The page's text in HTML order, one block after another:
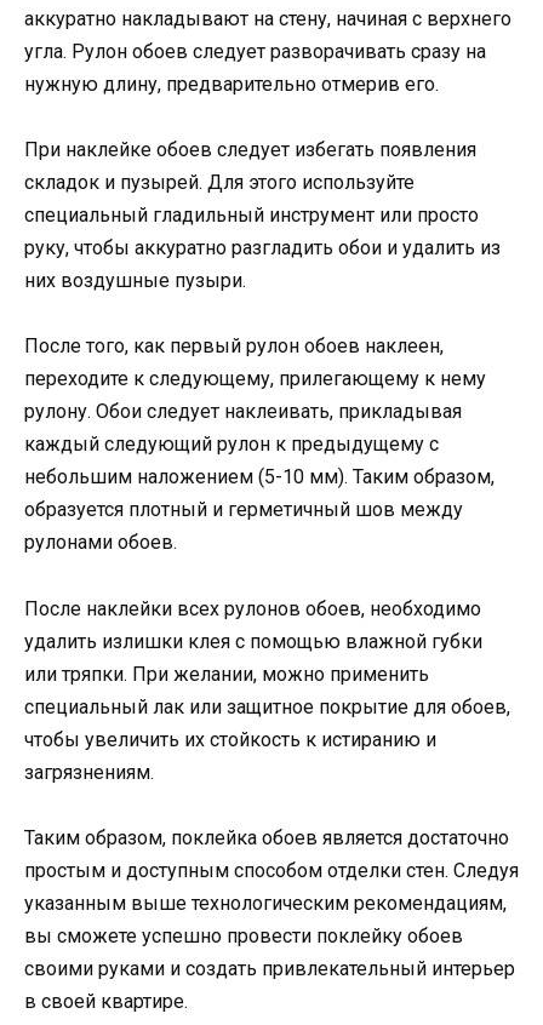
аккуратно накладывают на стену, начиная с верхнего
угла. Рулон обоев следует разворачивать сразу на
нужную длину, предварительно отмерив его.
При наклейке обоев следует избегать появления
складок и пузырей. Для этого используйте
специальный гладильный инструмент или просто
руку, чтобы аккуратно разгладить обои и удалить из
них воздушные пузыри.
После того, как первый рулон обоев наклеен,
переходите к следующему, прилегающему к нему
рулону. Обои следует наклеивать, прикладывая
каждый следующий рулон к предыдущему с
небольшим наложением (5-10 мм). Таким образом,
образуется плотный и герметичный шов между
рулонами обоев.
После наклейки всех рулонов обоев, необходимо
удалить излишки клея с помощью влажной губки
или тряпки. При желании, можно применить
специальный лак или защитное покрытие для обоев,
чтобы увеличить их стойкость к истиранию и
загрязнениям.
Таким образом, поклейка обоев является достаточно
простым и доступным способом отделки стен. Следуя
указанным выше технологическим рекомендациям,
вы сможете успешно провести поклейку обоев
своими руками и создать привлекательный интерьер
в своей квартире.